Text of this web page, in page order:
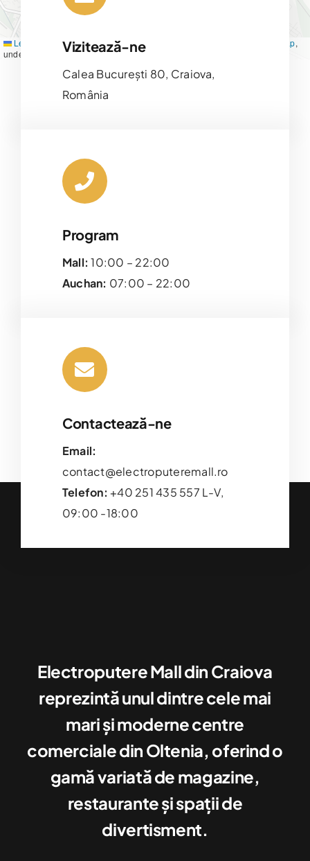
Leaflet Map tiles byCARTO , under OpenStreetMap,
under ODbL.
Vizitează-ne
Calea București 80, Craiova,
România
Program
Mall: 10:00 – 22:00
Auchan: 07:00 – 22:00
Contactează-ne
Email:
contact@electroputeremall.ro
Telefon: +40 251 435 557 L-V,
09:00 -18:00
Electroputere Mall din Craiova
reprezintă unul dintre cele mai
mari şi moderne centre
comerciale din Oltenia, oferind o
gamă variată de magazine,
restaurante şi spaţii de
divertisment.